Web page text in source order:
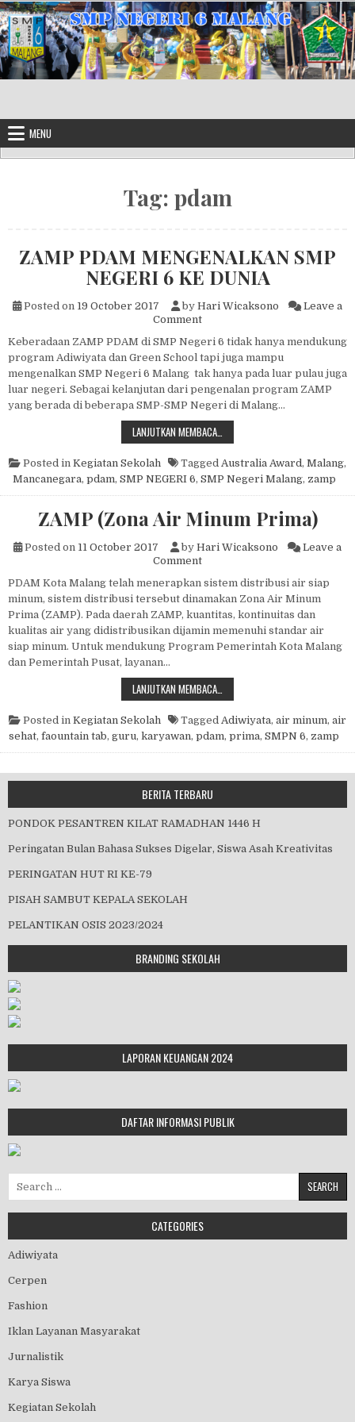
Skip to content
MENU
Tag: pdam
ZAMP PDAM MENGENALKAN SMP
NEGERI 6 KE DUNIA
Posted on 19 October 2017 by Hari Wicaksono
Leave a
Commenton ZAMP PDAM
Keberadaan ZAMP PDAM di SMP Negeri 6 tidak hanya mendukung
program Adiwiyata dan Green School tapi juga mampu
mengenalkan SMP Negeri 6 Malang tak hanya pada luar pulau juga
luar negeri. Sebagai kelanjutan dari pengenalan program ZAMP
yang berada di beberapa SMP-SMP Negeri di Malang…
LANJUTKAN MEMBACA…
Posted in Kegiatan Sekolah Tagged Australia Award , Malang,
Mancanegara, pdam, SMP NEGERI 6, SMP Negeri Malang, zamp
ZAMP (Zona Air Minum Prima)
Posted on 11 October 2017 by Hari Wicaksono
Leave a
Commenton ZAMP (Zona Air Minum
PDAM Kota Malang telah menerapkan sistem distribusi air siap
minum, sistem distribusi tersebut dinamakan Zona Air Minum
Prima (ZAMP). Pada daerah ZAMP, kuantitas, kontinuitas dan
kualitas air yang didistribusikan dijamin memenuhi standar air
siap minum. Untuk mendukung Program Pemerintah Kota Malang
dan Pemerintah Pusat, layanan…
LANJUTKAN MEMBACA…
Posted in Kegiatan Sekolah Tagged Adiwiyata, air minum, air
sehat, faountain tab, guru, karyawan, pdam, prima, SMPN 6, zamp
BERITA TERBARU
PONDOK PESANTREN KILAT RAMADHAN 1446 H
Peringatan Bulan Bahasa Sukses Digelar, Siswa Asah Kreativitas
PERINGATAN HUT RI KE-79
PISAH SAMBUT KEPALA SEKOLAH
PELANTIKAN OSIS 2023/2024
BRANDING SEKOLAH
LAPORAN KEUANGAN 2024
DAFTAR INFORMASI PUBLIK
CATEGORIES
Adiwiyata
Cerpen
Fashion
Iklan Layanan Masyarakat
Jurnalistik
Karya Siswa
Kegiatan Sekolah